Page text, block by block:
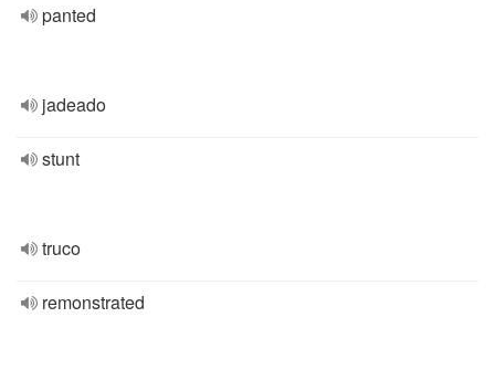
panted
jadeado
stunt
truco
remonstrated